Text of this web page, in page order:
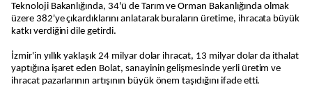
Teknoloji Bakanlığında, 34'ü de Tarım ve Orman Bakanlığında olmak
üzere 382'ye çıkardıklarını anlatarak buraların üretime, ihracata büyük
katkı verdiğini dile getirdi.
İzmir'in yıllık yaklaşık 24 milyar dolar ihracat, 13 milyar dolar da ithalat
yaptığına işaret eden Bolat, sanayinin gelişmesinde yerli üretim ve
ihracat pazarlarının artışının büyük önem taşıdığını ifade etti.